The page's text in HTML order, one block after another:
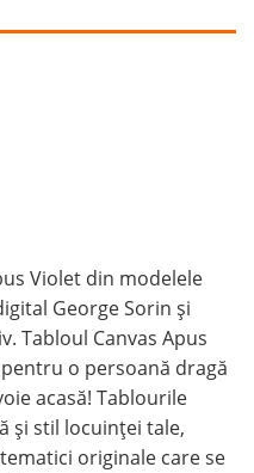
Violet din modelele
George Sorin și
Tabloul Canvas Apus
o persoană dragă
acasă! Tablourile
și stil locuinței tale,
originale care se